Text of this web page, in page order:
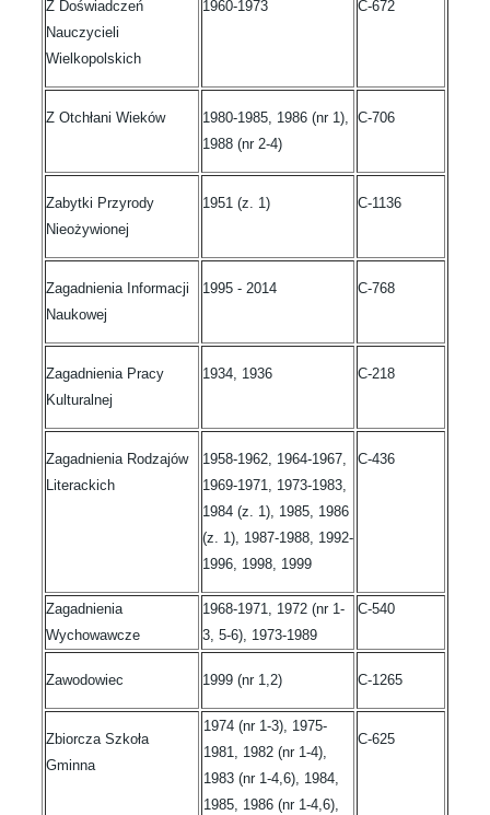
Z Doświadczeń
Nauczycieli
Wielkopolskich
1960-1973 C-672
Z Otchłani Wieków
1980-1985, 1986 (nr 1),
1988 (nr 2-4)
C-706
Zabytki Przyrody
Nieożywionej
1951 (z. 1) C-1136
Zagadnienia Informacji
Naukowej
1995 - 2014 C-768
Zagadnienia Pracy
Kulturalnej
1934, 1936 C-218
Zagadnienia Rodzajów
Literackich
1958-1962, 1964-1967,
1969-1971, 1973-1983,
1984 (z. 1), 1985, 1986
(z. 1), 1987-1988, 1992-
1996, 1998, 1999
C-436
Zagadnienia
Wychowawcze
1968-1971, 1972 (nr 1-
3, 5-6), 1973-1989
C-540
Zawodowiec 1999 (nr 1,2) C-1265
Zbiorcza Szkoła
Gminna
1974 (nr 1-3), 1975-
1981, 1982 (nr 1-4),
1983 (nr 1-4,6), 1984,
1985, 1986 (nr 1-4,6),
C-625